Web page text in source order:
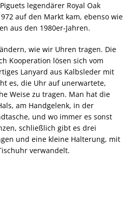
legendärer Royal Oak
auf den Markt kam, ebenso wie
aus den 1980er-Jahren.
wie wir Uhren tragen. Die
Kooperation lösen sich vom
Lanyard aus Kalbsleder mit
es, die Uhr auf unerwartete,
Weise zu tragen. Man hat die
am Handgelenk, in der
und wo immer es sonst
schließlich gibt es drei
und eine kleine Halterung, mit
verwandelt.